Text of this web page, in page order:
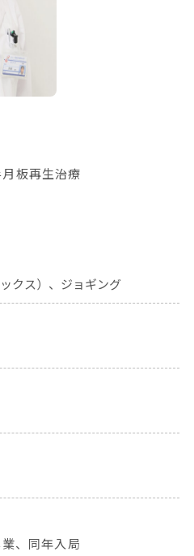
板再生治療
クス）、ジョギング
、同年入局